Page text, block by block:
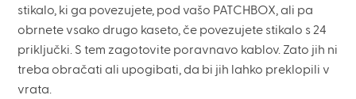
stikalo, ki ga povezujete, pod vašo PATCHBOX, ali pa
obrnete vsako drugo kaseto, če povezujete stikalo s 24
priključki. S tem zagotovite poravnavo kablov. Zato jih ni
treba obračati ali upogibati, da bi jih lahko preklopili v
vrata.